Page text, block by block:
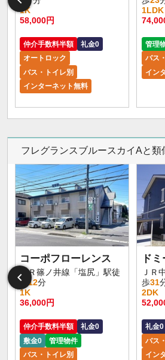
1K
58,000円
仲介手数料半額
礼金0
オートロック
バス・トイレ別
インターネット無料
1LDK
管理
バス
イン
フレグランスブルースカイAと類
コーポフローレンス
ＪＲ篠ノ井線「塩尻」駅徒
歩 12分
1K
36,000円
仲介手数料半額
礼金0
敷金0
管理物件
バス・トイレ別
ド
ＪＲ
歩31
2DK
礼金0
バス
イン